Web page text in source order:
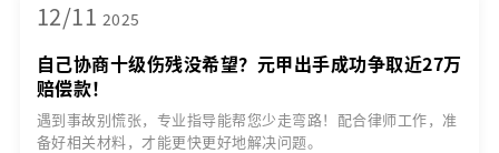
12/11 2025
自己协商十级伤残没希望？元甲出手成功争取近27万
赔偿款！
遇到事故别慌张，专业指导能帮您少走弯路！配合律师工作，准
备好相关材料，才能更快更好地解决问题。